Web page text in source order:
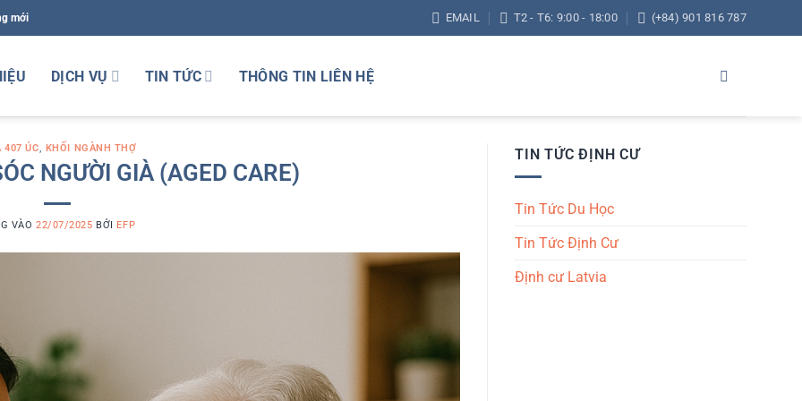
mới EMAIL T2 - T6: 9:00 - 18:00 (+84) 901 816 787
DỊCH VỤ TIN TỨC THÔNG TIN LIÊN HỆ
407 ÚC, KHỐI NGÀNH THỢ
NGƯỜI GIÀ (AGED CARE)
VÀO 22/07/2025 BỞI EFP
TIN TỨC ĐỊNH CƯ
Tin Tức Du Học
Tin Tức Định Cư
Định cư Latvia